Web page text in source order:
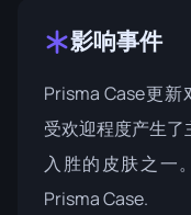
影响事件
Prisma Case更
受欢迎程度产生
入胜的皮肤之一
Prisma Case.